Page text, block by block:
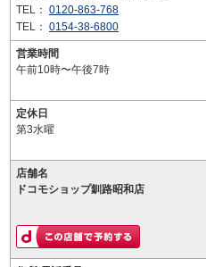
TEL： 0120-863-768
TEL： 0154-38-6800
営業時間
午前10時〜午後7時
定休日
第3水曜
店舗名
ドコモショップ釧路昭和店